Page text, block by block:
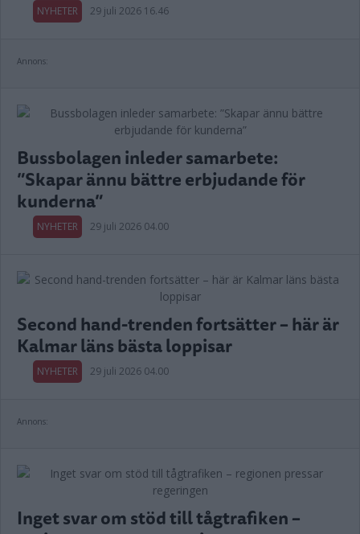
NYHETER 29 juli 2026 16.46
Annons:
Bussbolagen inleder samarbete:
”Skapar ännu bättre erbjudande för
kunderna”
NYHETER 29 juli 2026 04.00
Second hand-trenden fortsätter – här är
Kalmar läns bästa loppisar
NYHETER 29 juli 2026 04.00
Annons:
Inget svar om stöd till tågtrafiken –